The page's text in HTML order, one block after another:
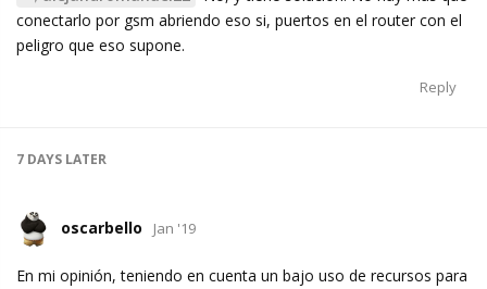
conectarlo por gsm abriendo eso si, puertos en el router con el
peligro que eso supone.
Reply
7 DAYS LATER
oscarbello Jan '19
En mi opinión, teniendo en cuenta un bajo uso de recursos para